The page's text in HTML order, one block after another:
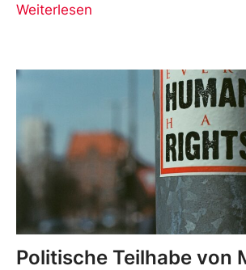
Weiterlesen
Politische Teilhabe von